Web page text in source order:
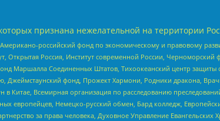
признана нежелательной на территории
российский фонд по экономическому и правовому
Открытая Россия, Институт современной России, Черноморский
Маршалла Соединенных Штатов, Тихоокеанский центр
Джеймстаунский фонд, Прожект Хармони, Родники дракона,
Всемирная организация по расследованию
европейцев, Немецко-русский обмен, Бард колледж,
за права человека, Духовное Управление Евангельских